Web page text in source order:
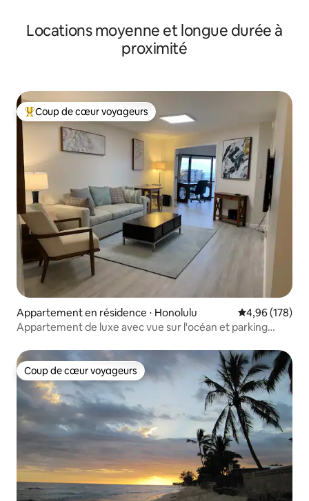
Locations moyenne et longue durée à
proximité
Coups de cœur voyageurs les plus appréciés
Coup de cœur voyageurs
Appartement en résidence ⋅ Honolulu Évaluation
4,96 (178)
Appartement de luxe avec vue sur l'océan et parking
Coup de cœur voyageurs
Coup de cœur voyageurs